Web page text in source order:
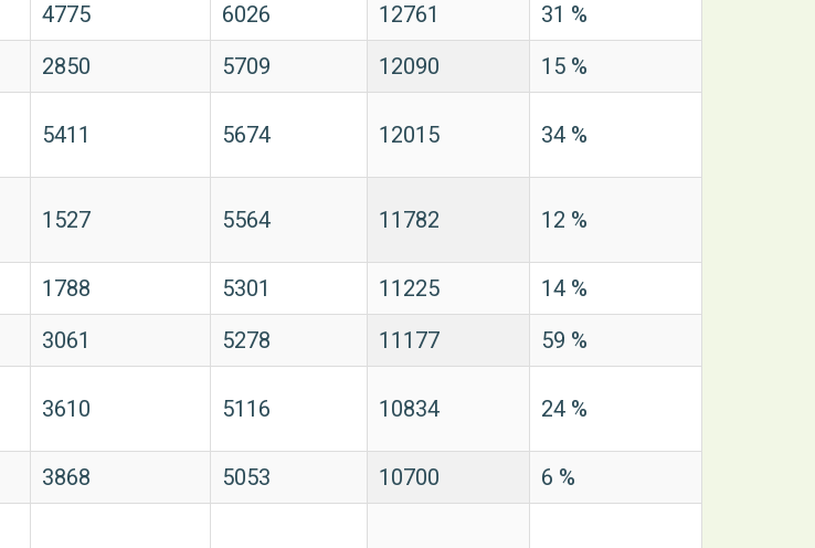
4775 6026 12761
31 %
2850 5709 12090
15 %
5411 5674 12015 34 %
1527 5564 11782 12 %
1788 5301 11225
14 %
3061 5278 11177
59 %
3610 5116 10834 24 %
3868 5053 10700
6 %